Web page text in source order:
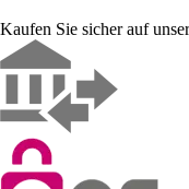
Kaufen Sie sicher auf